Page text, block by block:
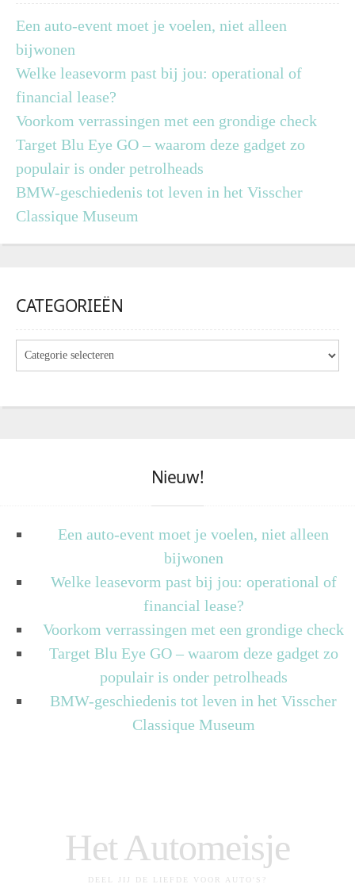
Een auto-event moet je voelen, niet alleen
bijwonen
Welke leasevorm past bij jou: operational of
financial lease?
Voorkom verrassingen met een grondige check
Target Blu Eye GO – waarom deze gadget zo
populair is onder petrolheads
BMW-geschiedenis tot leven in het Visscher
Classique Museum
CATEGORIEËN
Nieuw!
Een auto-event moet je voelen, niet alleen
bijwonen
Welke leasevorm past bij jou: operational of
financial lease?
Voorkom verrassingen met een grondige check
Target Blu Eye GO – waarom deze gadget zo
populair is onder petrolheads
BMW-geschiedenis tot leven in het Visscher
Classique Museum
Het Automeisje
DEEL JIJ DE LIEFDE VOOR AUTO'S?